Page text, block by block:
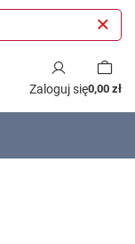
Zaloguj się0,00 zł